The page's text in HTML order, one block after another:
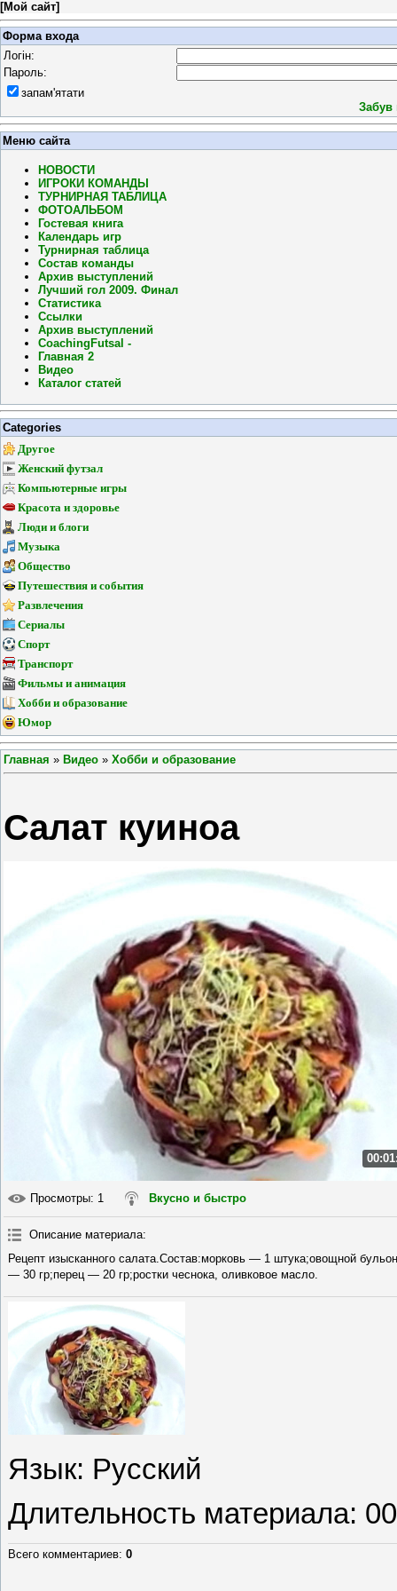
[Мой сайт]
Форма входа
Логін:
Пароль:
запам'ятати
Забув
Меню сайта
НОВОСТИ
ИГРОКИ КОМАНДЫ
ТУРНИРНАЯ ТАБЛИЦА
ФОТОАЛЬБОМ
Гостевая книга
Календарь игр
Турнирная таблица
Состав команды
Архив выступлений
Лучший гол 2009. Финал
Статистика
Ссылки
Архив выступлений
CoachingFutsal -
Главная 2
Видео
Каталог статей
Categories
Другое
Женский футзал
Компьютерные игры
Красота и здоровье
Люди и блоги
Музыка
Общество
Путешествия и события
Развлечения
Сериалы
Спорт
Транспорт
Фильмы и анимация
Хобби и образование
Юмор
Главная » Видео » Хобби и образование
Салат куиноа
Просмотры: 1 Вкусно и быстро
Описание материала:
Рецепт изысканного салата.Состав:морковь — 1 штука;овощной
— 30 гр;перец — 20 гр;ростки чеснока, оливковое масло.
Язык: Русский
Длительность материала:
Всего комментариев: 0